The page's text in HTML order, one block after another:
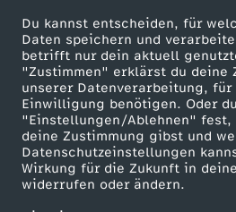
Du kannst entscheiden, für
Daten speichern und
betrifft nur dein aktuell
"Zustimmen" erklärst du deine
unserer Datenverarbeitung,
Einwilligung benötigen. Oder
"Einstellungen/Ablehnen" fest,
deine Zustimmung gibst und
Datenschutzeinstellungen
Wirkung für die Zukunft in
widerrufen oder ändern.
e
g
i
e
r
ZDF goes Schule
Werbefernsehen
Mainzelmännchen